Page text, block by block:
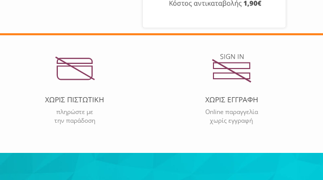
ΧΩΡΙΣ ΠΙΣΤΩΤΙΚΗ
πληρώστε με
την παράδοση
ΧΩΡΙΣ ΕΓΓΡΑΦΗ
Online παραγγελία
χωρίς εγγραφή